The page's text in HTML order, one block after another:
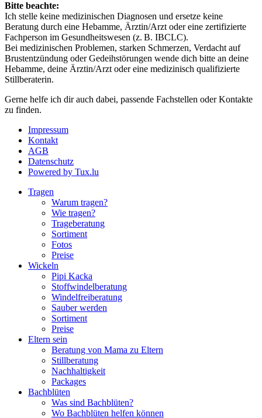
Bitte beachte:
Ich stelle keine medizinischen Diagnosen und ersetze keine
Beratung durch eine Hebamme, Ärztin/Arzt oder eine zertifizierte
Fachperson im Gesundheitswesen (z. B. IBCLC).
Bei medizinischen Problemen, starken Schmerzen, Verdacht auf
Brustentzündung oder Gedeihstörungen wende dich bitte an deine
Hebamme, deine Ärztin/Arzt oder eine medizinisch qualifizierte
Stillberaterin.
Gerne helfe ich dir auch dabei, passende Fachstellen oder Kontakte
zu finden.
Impressum
Kontakt
AGB
Datenschutz
Powered by Tux.lu
Tragen
Warum tragen?
Wie tragen?
Trageberatung
Sortiment
Fotos
Preise
Wickeln
Pipi Kacka
Stoffwindelberatung
Windelfreiberatung
Sauber werden
Sortiment
Preise
Eltern sein
Beratung von Mama zu Eltern
Stillberatung
Nachhaltigkeit
Packages
Bachblüten
Was sind Bachblüten?
Wo Bachblüten helfen können